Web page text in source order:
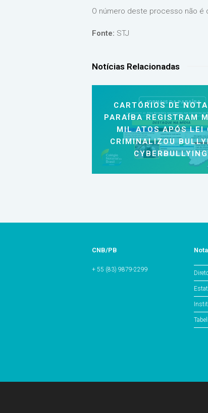
O número deste processo não é
Fonte: STJ
Notícias Relacionadas
CARTÓRIOS DE
PARAÍBA REGISTRAM
MIL ATOS APÓS LEI
CRIMINALIZOU
CYBERBULLYING
CNB/PB
+ 55 (83) 9879-2299